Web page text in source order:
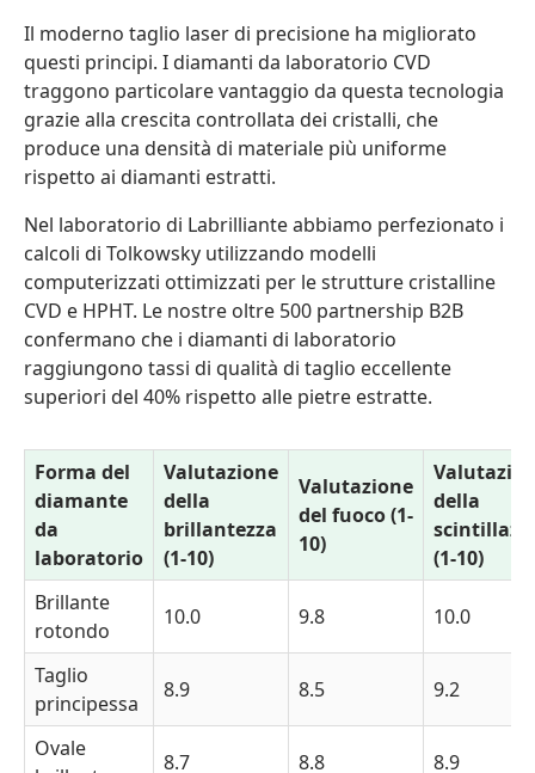
Il moderno taglio laser di precisione ha migliorato
questi principi. I diamanti da laboratorio CVD
traggono particolare vantaggio da questa tecnologia
grazie alla crescita controllata dei cristalli, che
produce una densità di materiale più uniforme
rispetto ai diamanti estratti.
Nel laboratorio di Labrilliante abbiamo perfezionato i
calcoli di Tolkowsky utilizzando modelli
computerizzati ottimizzati per le strutture cristalline
CVD e HPHT. Le nostre oltre 500 partnership B2B
confermano che i diamanti di laboratorio
raggiungono tassi di qualità di taglio eccellente
superiori del 40% rispetto alle pietre estratte.
Forma del
diamante
da
laboratorio
Valutazione
della
brillantezza
(1-10)
Valutazione
del fuoco (1-
10)
della
(1-10)
Brillante
rotondo
10.0 9.8 10.0
Taglio
principessa
8.9 8.5 9.2
Ovale
8.7 8.8 8.9